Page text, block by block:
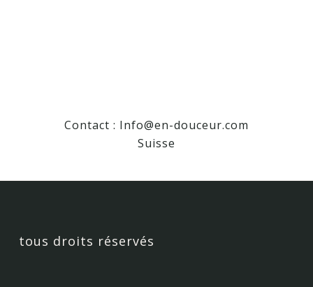
Contact : Info@en-douceur.com
Suisse
tous droits réservés